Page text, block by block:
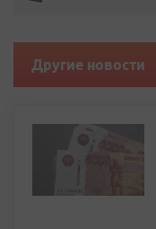
Другие новости